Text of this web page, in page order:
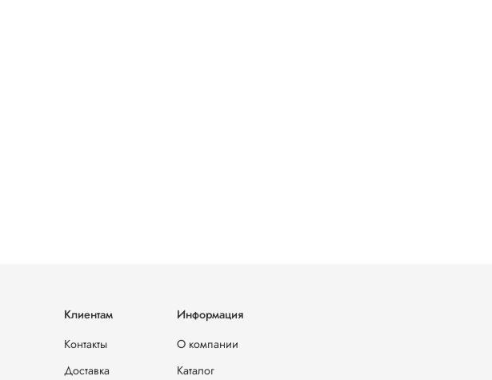
Клиентам
Контакты
Доставка
Информация
О компании
Каталог